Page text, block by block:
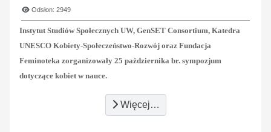
Odsłon: 2949
Instytut Studiów Społecznych UW, GenSET Consortium, Katedra
UNESCO Kobiety-Społeczeństwo-Rozwój oraz Fundacja
Feminoteka zorganizowały 25 października br. sympozjum
dotyczące kobiet w nauce.
Więcej…